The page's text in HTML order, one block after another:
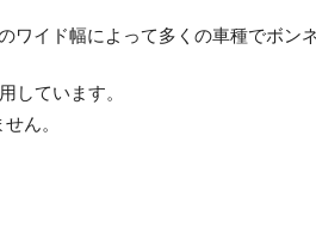
イド幅によって多くの車種でボ
しています。
ん。